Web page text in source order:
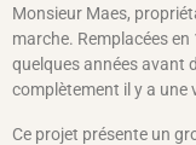
Monsieur Maes,
marche. Remplacées
quelques années avant
complètement il y a une
Ce projet présente un